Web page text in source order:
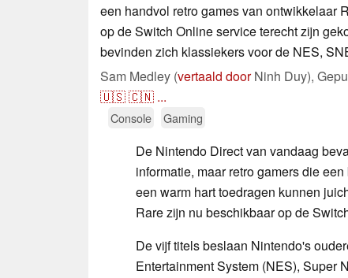
een handvol retro games van ontwikkelaar
op de Switch Online service terecht zijn
bevinden zich klassiekers voor de NES,
Sam Medley (vertaald doorNinh Duy),
🇺🇸🇨🇳 ...
Console Gaming
De Nintendo Direct van vandaag
informatie, maar retro gamers die
een warm hart toedragen kunnen
Rare zijn nu beschikbaar op de
De vijf titels beslaan Nintendo's
Entertainment System (NES), Super